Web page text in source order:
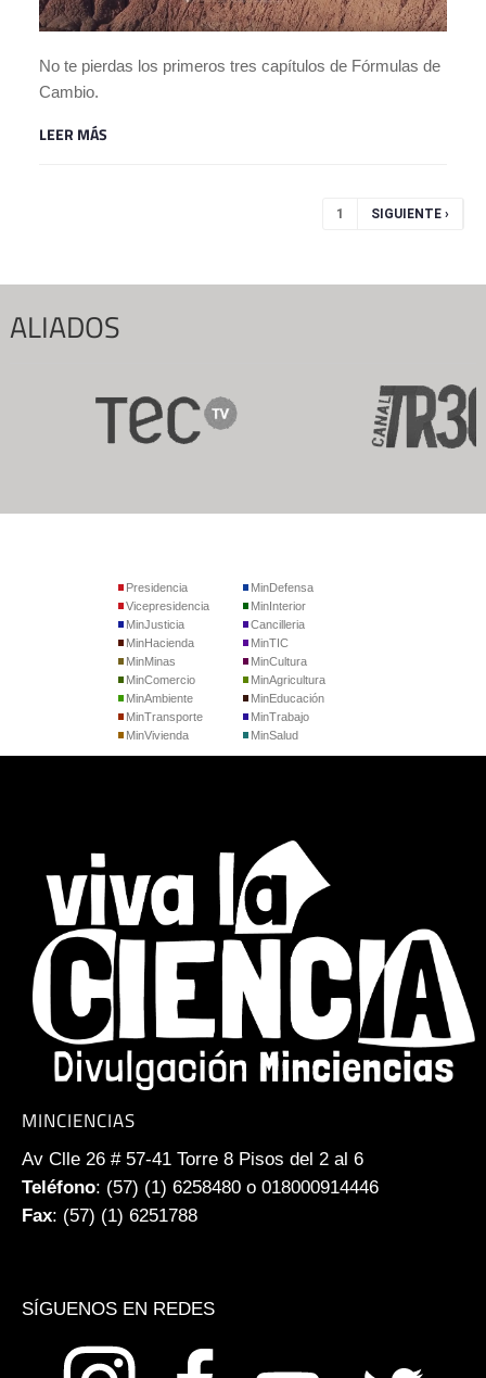
No te pierdas los primeros tres capítulos de Fórmulas de
Cambio.
LEER MÁS
1 SIGUIENTE ›
ALIADOS
Presidencia
Vicepresidencia
MinJusticia
MinDefensa
MinInterior
Cancilleria
MinHacienda
MinMinas
MinComercio
MinTIC
MinCultura
MinAgricultura
MinAmbiente
MinTransporte
MinVivienda
MinEducación
MinTrabajo
MinSalud
MINCIENCIAS
Av Clle 26 # 57-41 Torre 8 Pisos del 2 al 6
Teléfono: (57) (1) 6258480 o 018000914446
Fax: (57) (1) 6251788
SÍGUENOS EN REDES